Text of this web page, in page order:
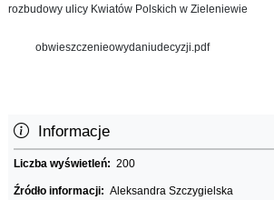
rozbudowy ulicy Kwiatów Polskich w Zieleniewie
obwieszczenieowydaniudecyzji.pdf
Informacje
Liczba wyświetleń: 200
Źródło informacji: Aleksandra Szczygielska